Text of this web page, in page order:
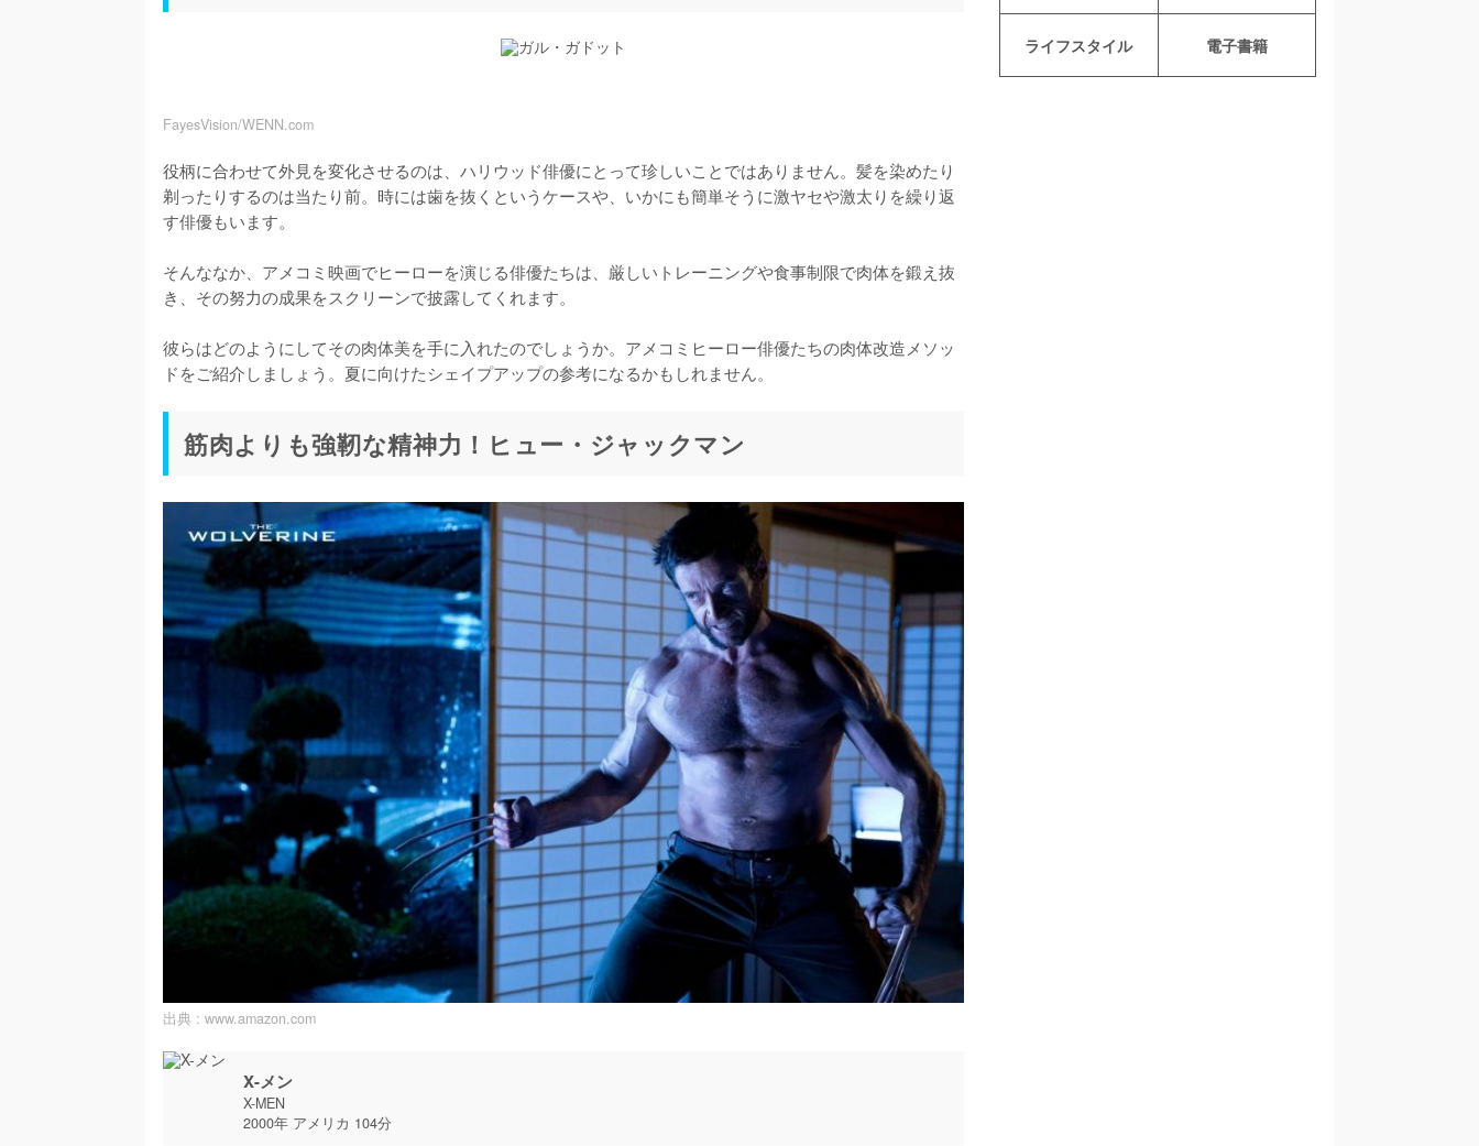
FayesVision/WENN.com
役柄に合わせて外見を変化させるのは、ハリウッド俳優にとって珍しいことではありません。髪を染めたり
剃ったりするのは当たり前。時には歯を抜くというケースや、いかにも簡単そうに激ヤセや激太りを繰り返
す俳優もいます。
そんななか、アメコミ映画でヒーローを演じる俳優たちは、厳しいトレーニングや食事制限で肉体を鍛え抜
き、その努力の成果をスクリーンで披露してくれます。
彼らはどのようにしてその肉体美を手に入れたのでしょうか。アメコミヒーロー俳優たちの肉体改造メソッ
ドをご紹介しましょう。夏に向けたシェイプアップの参考になるかもしれません。
筋肉よりも強靭な精神力！ヒュー・ジャックマン
出典 : www.amazon.com
X-メン
X-MEN
2000年 アメリカ 104分
ライフスタイル 電子書籍